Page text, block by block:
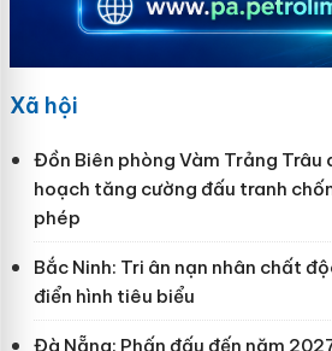
Xã hội
Đồn Biên phòng Vàm Trảng Trâu
hoạch tăng cường đấu tranh
phép
Bắc Ninh: Tri ân nạn nhân chất
điển hình tiêu biểu
Đà Nẵng: Phấn đấu đến năm